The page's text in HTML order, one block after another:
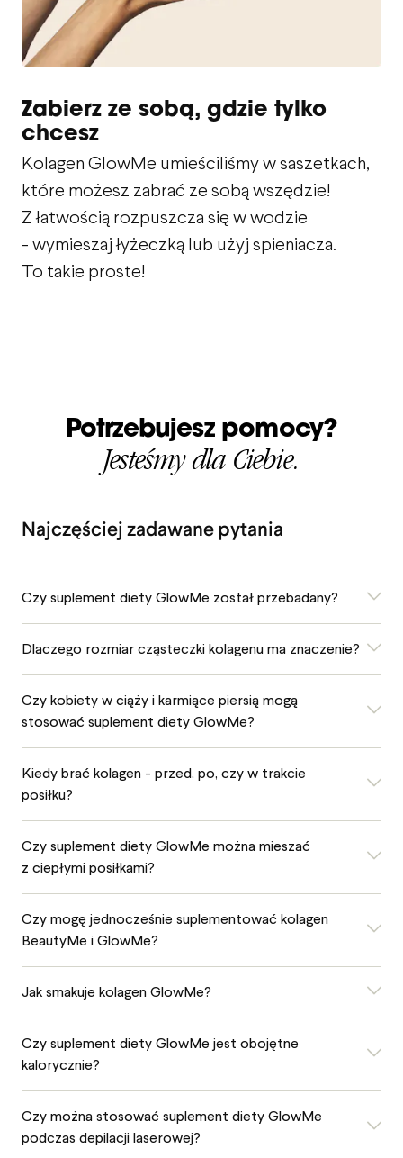
Zabierz ze sobą, gdzie tylko
chcesz
Kolagen GlowMe umieściliśmy w saszetkach,
które możesz zabrać ze sobą wszędzie!
Z łatwością rozpuszcza się w wodzie
- wymieszaj łyżeczką lub użyj spieniacza.
To takie proste!
Potrzebujesz pomocy?
Jesteśmy dla Ciebie.
Najczęściej zadawane pytania
Czy suplement diety GlowMe został przebadany?
Dlaczego rozmiar cząsteczki kolagenu ma znaczenie?
Czy kobiety w ciąży i karmiące piersią mogą
stosować suplement diety GlowMe?
Kiedy brać kolagen - przed, po, czy w trakcie
posiłku?
Czy suplement diety GlowMe można mieszać
z ciepłymi posiłkami?
Czy mogę jednocześnie suplementować kolagen
BeautyMe i GlowMe?
Jak smakuje kolagen GlowMe?
Czy suplement diety GlowMe jest obojętne
kalorycznie?
Czy można stosować suplement diety GlowMe
podczas depilacji laserowej?